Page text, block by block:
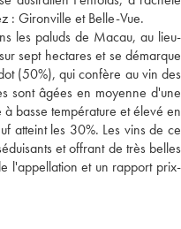
: Gironville et Belle-Vue.
les paluds de Macau, au lieu-
sept hectares et se démarque
(50%), qui confère au vin des
sont âgées en moyenne d'une
basse température et élevé en
atteint les 30%. Les vins de ce
et offrant de très belles
l'appellation et un rapport prix-